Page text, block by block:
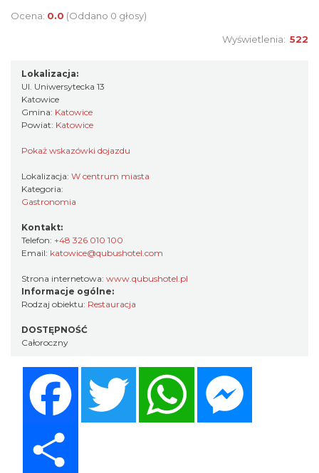
Ocena: 0.0 (Oddano 0 głosy)
Wyświetlenia: 522
Lokalizacja:
Ul. Uniwersytecka 13
Katowice
Gmina: Katowice
Powiat: Katowice
Pokaż wskazówki dojazdu
Lokalizacja: W centrum miasta
Kategoria:
Gastronomia
Kontakt:
Telefon: +48 326 010 100
Email: katowice@qubushotel.com
Strona internetowa: www.qubushotel.pl
Informacje ogólne:
Rodzaj obiektu: Restauracja
DOSTĘPNOŚĆ
Całoroczny
Twitter WhatsApp